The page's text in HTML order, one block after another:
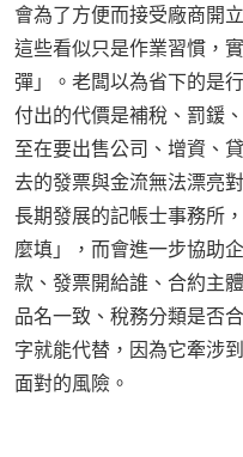
會為了方便而接受廠商開
這些看似只是作業習慣，
彈」。老闆以為省下的是
付出的代價是補稅、罰鍰
至在要出售公司、增資、
去的發票與金流無法漂亮
長期發展的記帳士事務所
麼填」，而會進一步協助
款、發票開給誰、合約主
品名一致、稅務分類是否
字就能代替，因為它牽涉
面對的風險。